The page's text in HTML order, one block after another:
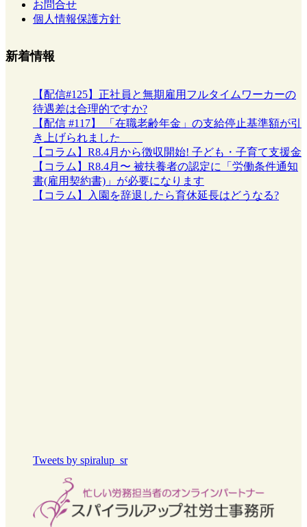
お問合せ
個人情報保護方針
新着情報
【配信#125】正社員と無期雇用フルタイムワーカーの
待遇差は合理的ですか?
【配信 #117】 「在職老齢年金」の支給停止基準額が引
き上げられました
【コラム】R8.4月から徴収開始! 子ども・子育て支援金
【コラム】R8.4月〜 被扶養者の認定に「労働条件通知
書(雇用契約書)」が必要になります
【コラム】入園を辞退したら育休延長はどうなる?
Tweets by spiralup_sr